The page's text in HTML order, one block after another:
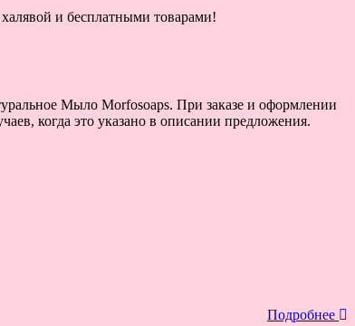
и бесплатными товарами!
Мыло Morfosoaps. При заказе и оформлении
когда это указано в описании предложения.
Подробнее